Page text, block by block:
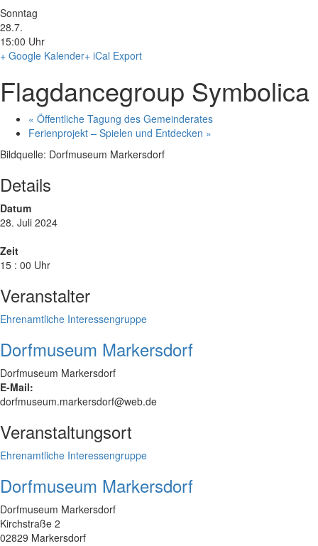
Sonntag
28.7.
15:00 Uhr
+ Google Kalender+ iCal Export
Flagdancegroup Symbolica
« Öffentliche Tagung des Gemeinderates
Ferienprojekt – Spielen und Entdecken »
Bildquelle: Dorfmuseum Markersdorf
Details
Datum
28. Juli 2024
Zeit
15 : 00 Uhr
Veranstalter
Ehrenamtliche Interessengruppe
Dorfmuseum Markersdorf
Dorfmuseum Markersdorf
E-Mail:
dorfmuseum.markersdorf@web.de
Veranstaltungsort
Ehrenamtliche Interessengruppe
Dorfmuseum Markersdorf
Dorfmuseum Markersdorf
Kirchstraße 2
02829 Markersdorf